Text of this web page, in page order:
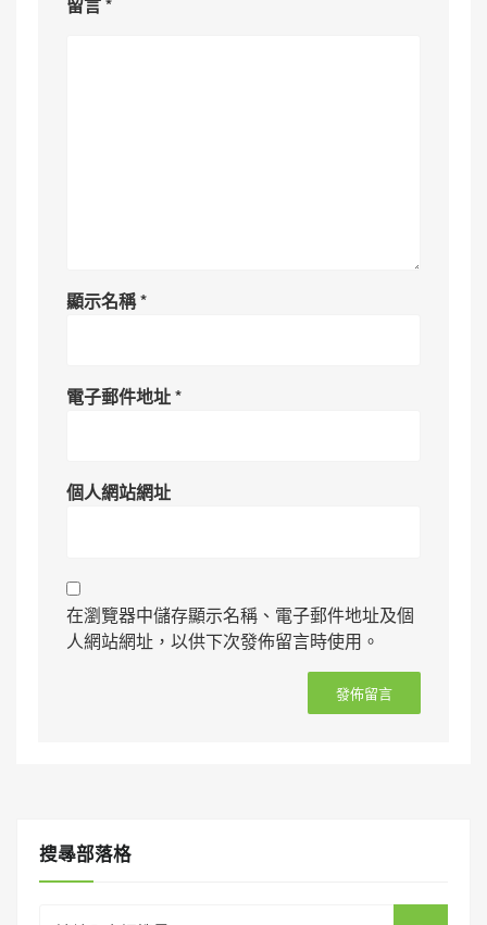
留言*
顯示名稱*
電子郵件地址*
個人網站網址
在瀏覽器中儲存顯示名稱、電子郵件地址及個
人網站網址，以供下次發佈留言時使用。
搜㝷部落格